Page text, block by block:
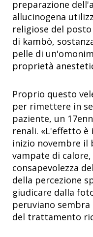
preparazione
allucinogena
religiose del
di kambò,
pelle di
proprietà
Proprio questo
per rimettere in
paziente, un
renali. «L'effetto è
inizio novembre il
vampate di
consapevolezza
della percezione
giudicare dalla
peruviano
del trattamento